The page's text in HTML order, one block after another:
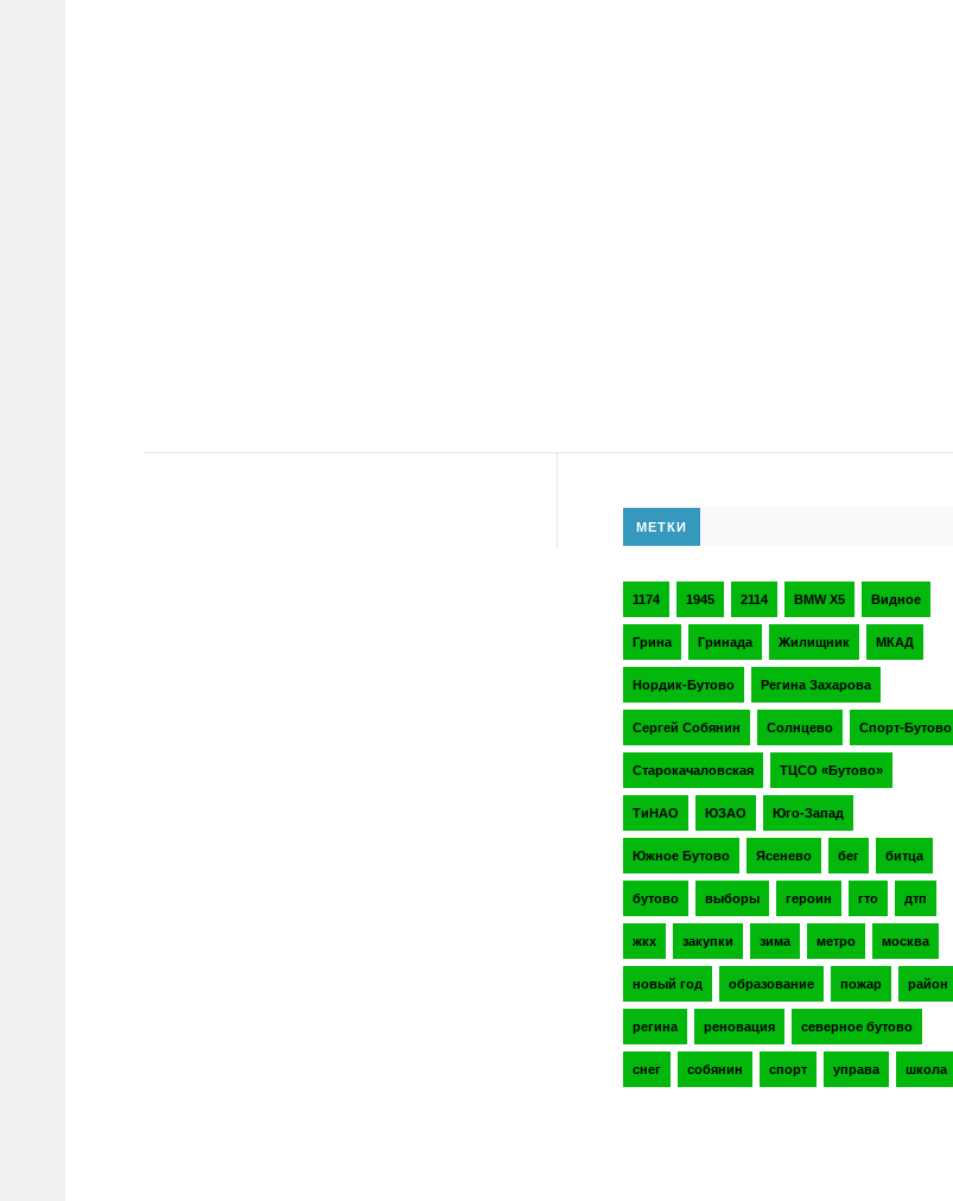
МЕТКИ
1174 1945 2114 BMW X5 Видное
Грина Гринада Жилищник МКАД
Нордик-Бутово Регина Захарова
Сергей Собянин Солнцево Спорт-Бутово
Старокачаловская ТЦСО «Бутово»
ТиНАО ЮЗАО Юго-Запад
Южное Бутово Ясенево бег битца
бутово выборы героин гто дтп
жкх закупки зима метро москва
новый год образование пожар район
регина реновация северное бутово
снег собянин спорт управа школа